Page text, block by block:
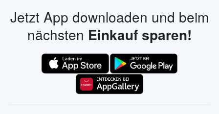
Jetzt App downloaden und beim
nächsten Einkauf sparen!